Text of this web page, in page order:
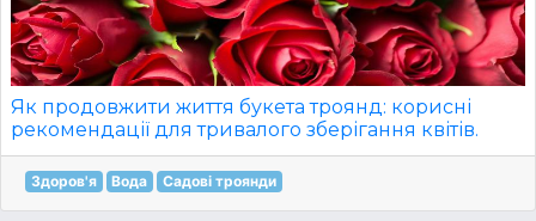
Як продовжити життя букета троянд: корисні
рекомендації для тривалого зберігання квітів.
Здоров'я Вода Садові троянди